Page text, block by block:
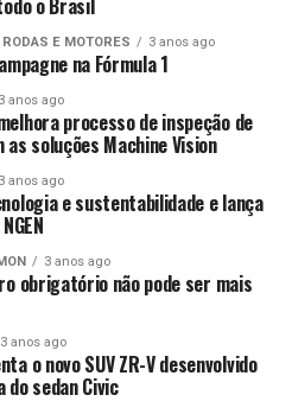
o Brasil
E MOTORES 3 anos ago
na Fórmula 1
3 anos ago
processo de inspeção de
as soluções Machine Vision
3 anos ago
e sustentabilidade e lança
3 anos ago
obrigatório não pode ser mais
3 anos ago
o novo SUV ZR-V desenvolvido
sedan Civic